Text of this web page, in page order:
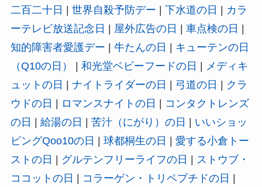
二百二十日 | 世界自殺予防デー | 下水道の日 | カラ
ーテレビ放送記念日 | 屋外広告の日 | 車点検の日 |
知的障害者愛護デー | 牛たんの日 | キューテンの日
（Q10の日）
| 和光堂ベビーフードの日 | メディキ
ュットの日 | ナイトライダーの日 | 弓道の日 | クラ
ウドの日 | ロマンスナイトの日 | コンタクトレンズ
の日 | 給湯の日 | 苦汁（にがり）の日 | いいショッ
ピングQoo10の日 | 球都桐生の日 | 愛する小倉トー
ストの日 | グルテンフリーライフの日 | ストウブ・
ココットの日 | コラーゲン・トリペプチドの日 |